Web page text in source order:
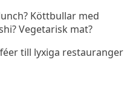
Köttbullar med
Vegetarisk mat?
till lyxiga restauranger